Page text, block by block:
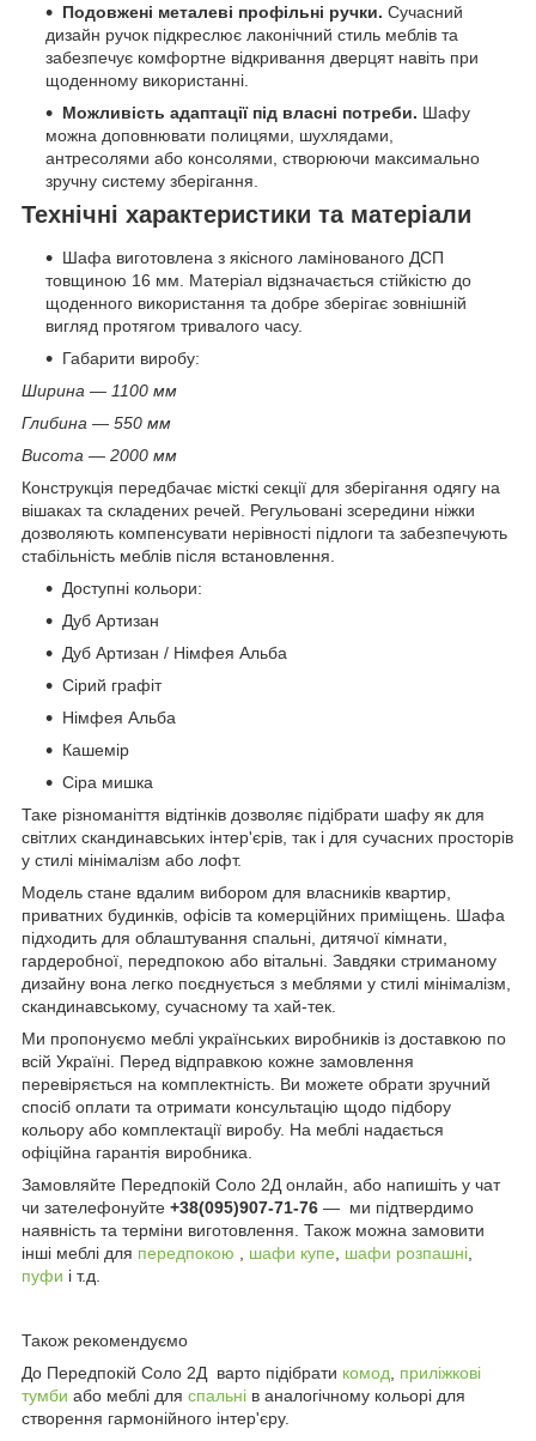
Подовжені металеві профільні ручки. Сучасний
дизайн ручок підкреслює лаконічний стиль меблів та
забезпечує комфортне відкривання дверцят навіть при
щоденному використанні.
Можливість адаптації під власні потреби. Шафу
можна доповнювати полицями, шухлядами,
антресолями або консолями, створюючи максимально
зручну систему зберігання.
Технічні характеристики та матеріали
Шафа виготовлена з якісного ламінованого ДСП
товщиною 16 мм. Матеріал відзначається стійкістю до
щоденного використання та добре зберігає зовнішній
вигляд протягом тривалого часу.
Габарити виробу:
Ширина — 1100 мм
Глибина — 550 мм
Висота — 2000 мм
Конструкція передбачає місткі секції для зберігання одягу на
вішаках та складених речей. Регульовані зсередини ніжки
дозволяють компенсувати нерівності підлоги та забезпечують
стабільність меблів після встановлення.
Доступні кольори:
Дуб Артизан
Дуб Артизан / Німфея Альба
Сірий графіт
Німфея Альба
Кашемір
Сіра мишка
Таке різноманіття відтінків дозволяє підібрати шафу як для
світлих скандинавських інтер'єрів, так і для сучасних просторів
у стилі мінімалізм або лофт.
Модель стане вдалим вибором для власників квартир,
приватних будинків, офісів та комерційних приміщень. Шафа
підходить для облаштування спальні, дитячої кімнати,
гардеробної, передпокою або вітальні. Завдяки стриманому
дизайну вона легко поєднується з меблями у стилі мінімалізм,
скандинавському, сучасному та хай-тек.
Ми пропонуємо меблі українських виробників із доставкою по
всій Україні. Перед відправкою кожне замовлення
перевіряється на комплектність. Ви можете обрати зручний
спосіб оплати та отримати консультацію щодо підбору
кольору або комплектації виробу. На меблі надається
офіційна гарантія виробника.
Замовляйте Передпокій Соло 2Д онлайн, або напишіть у чат
чи зателефонуйте +38(095)907-71-76 — ми підтвердимо
наявність та терміни виготовлення. Також можна замовити
інші меблі для передпокою шафи купе шафи розпашні
пуфи і т.д.
Також рекомендуємо
До Передпокій Соло 2Д варто підібрати комод
приліжкові
тумби або меблі для спальні в аналогічному кольорі для
створення гармонійного інтер'єру.